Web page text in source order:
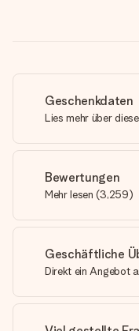
Geschenkdaten
Lies mehr über
Bewertungen
Mehr lesen (3,259)
Geschäftliche
Direkt ein Angebot